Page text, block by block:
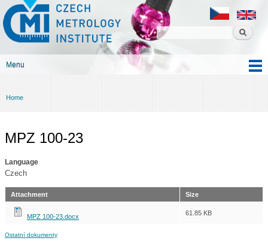
content
Czech
metrology
institute
Menu
You are here
Home
MPZ 100-23
Language
Czech
Attachment Size
MPZ 100-23.docx 61.85 KB
Ostatní dokumenty